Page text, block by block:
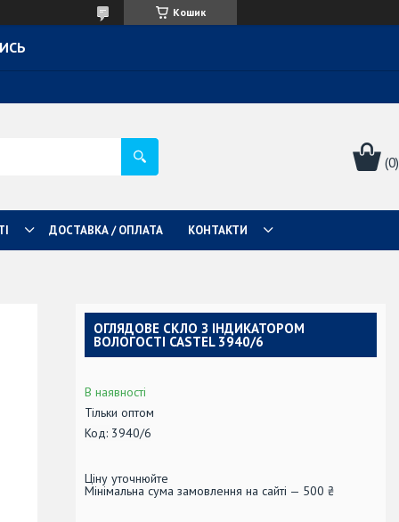
Кошик
ДОСТАВКА / ОПЛАТА КОНТАКТИ
ОГЛЯДОВЕ СКЛО З ІНДИКАТОРОМ
ВОЛОГОСТІ CASTEL 3940/6
В наявності
Тільки оптом
Код: 3940/6
Ціну уточнюйте
Мінімальна сума замовлення на сайті — 500 ₴